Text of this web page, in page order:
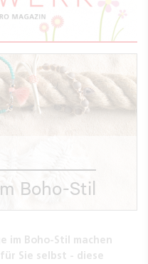
Boho-Stil
im Boho-Stil machen
Sie selbst - diese